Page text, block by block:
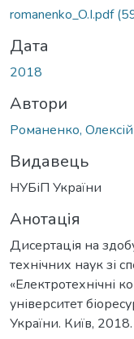
romanenko_O.I.pdf
Дата
2018
Автори
Романенко,
Видавець
НУБіП України
Анотація
Дисертація на
технічних наук зі
«Електротехнічні
університет
України. Київ,